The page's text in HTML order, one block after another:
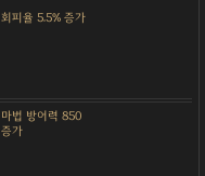
회피율 5.5% 증가
마법 방어력 850
증가